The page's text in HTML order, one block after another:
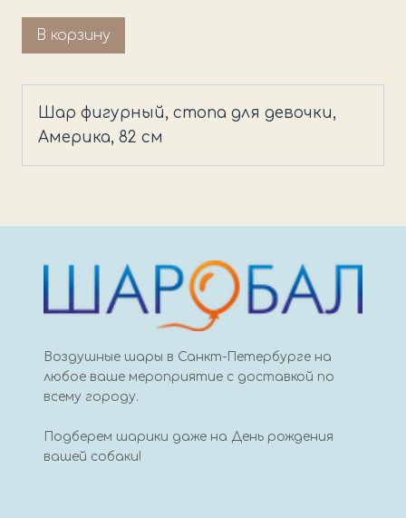
Количество
товара
фигурный,
стопа
В корзину
Шар фигурный, стопа для девочки,
Америка, 82 см
Воздушные шары в Санкт-Петербурге на
любое ваше мероприятие с доставкой по
всему городу.
Подберем шарики даже на День рождения
вашей собаки!